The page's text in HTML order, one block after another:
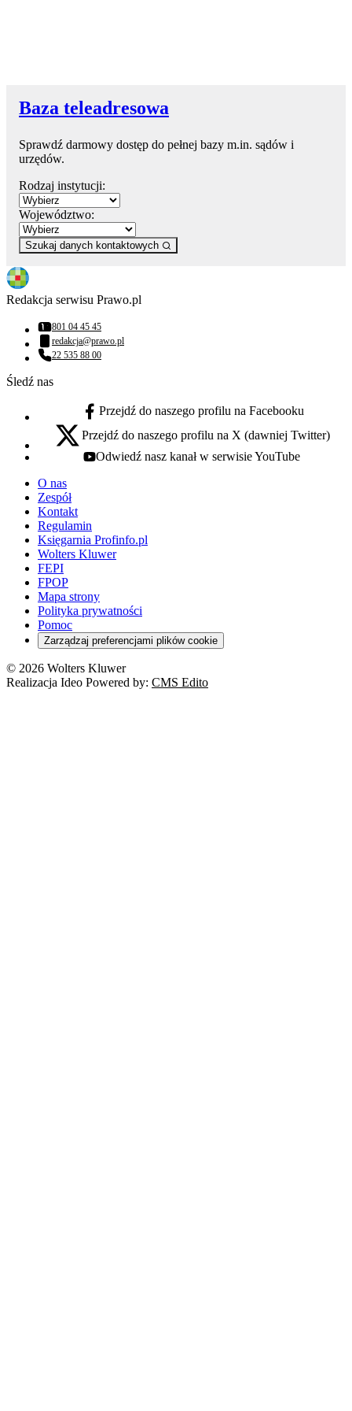
Baza teleadresowa
Sprawdź darmowy dostęp do pełnej bazy m.in. sądów i
urzędów.
Rodzaj instytucji:
Województwo:
Szukaj danych kontaktowych
Redakcja serwisu Prawo.pl
Numer telefonu:
801 04 45 45
Adres email:
redakcja@prawo.pl
Numer telefonu:
22 535 88 00
Śledź nas
facebook - otwiera się w nowej karcie
Przejdź do naszego profilu na Facebooku
x - otwiera się w nowej karcie
Przejdź do naszego profilu na X (dawniej Twitter)
youtube - otwiera się w nowej karcie
Odwiedź nasz kanał w serwisie YouTube
O nas
Zespół
Kontakt
Regulamin
Księgarnia Profinfo.pl
Wolters Kluwer
FEPI
FPOP
Mapa strony
Polityka prywatności
Pomoc
Zarządzaj preferencjami plików cookie
© 2026 Wolters Kluwer
Realizacja Ideo Powered by: CMS Edito